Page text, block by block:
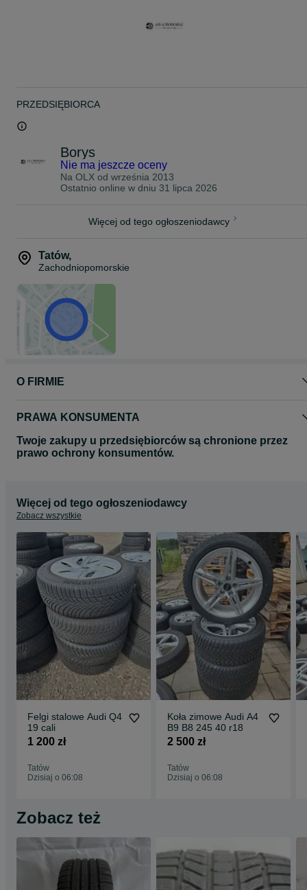
PRZEDSIĘBIORCA
Borys
Nie ma jeszcze oceny
Na OLX od września 2013
Ostatnio online w dniu 31 lipca 2026
Więcej od tego ogłoszeniodawcy
Tatów,
Zachodniopomorskie
O FIRMIE
PRAWA KONSUMENTA
Twoje zakupy u przedsiębiorców są chronione przez
prawo ochrony konsumentów.
Więcej od tego ogłoszeniodawcy
Zobacz wszystkie
Felgi stalowe Audi Q4
19 cali
1 200 zł
Tatów
Dzisiaj o 06:08
Koła zimowe Audi A4
B9 B8 245 40 r18
2 500 zł
Tatów
Dzisiaj o 06:08
Zobacz też